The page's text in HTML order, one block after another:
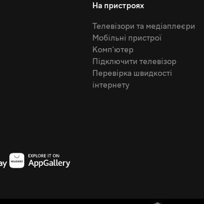
На пристроях
Телевізори та медіаплеєри
Мобільні пристрої
Комп'ютер
Підключити телевізор
Перевірка швидкості
інтернету